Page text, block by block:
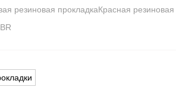
резиновая прокладкаКрасная резиновая